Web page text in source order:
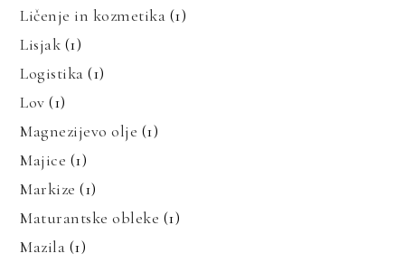
Ličenje in kozmetika (1)
Lisjak (1)
Logistika (1)
Lov (1)
Magnezijevo olje (1)
Majice (1)
Markize (1)
Maturantske obleke (1)
Mazila (1)